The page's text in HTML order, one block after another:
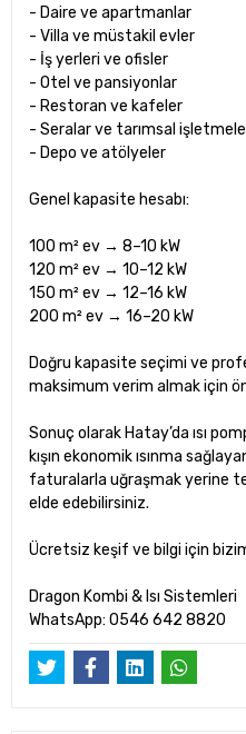
- Daire ve apartmanlar
- Villa ve müstakil evler
- İş yerleri ve ofisler
- Otel ve pansiyonlar
- Restoran ve kafeler
- Seralar ve tarımsal
- Depo ve atölyeler
Genel kapasite hesabı:
100 m² ev → 8–10 kW
120 m² ev → 10–12 kW
150 m² ev → 12–16 kW
200 m² ev → 16–20 kW
Doğru kapasite seçimi ve
maksimum verim almak için
Sonuç olarak Hatay’da ısı
kışın ekonomik ısınma
faturalarla uğraşmak yerine
elde edebilirsiniz.
Ücretsiz keşif ve bilgi için
Dragon Kombi & Isı Sistemleri
WhatsApp: 0546 642 8820